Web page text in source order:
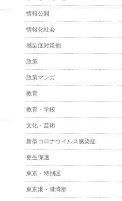
情報公開
情報化社会
感染症対策他
政策
政策マンガ
教育
教育・学校
文化・芸術
新型コロナウイルス感染症
更生保護
東京・特別区
東京港・港湾部